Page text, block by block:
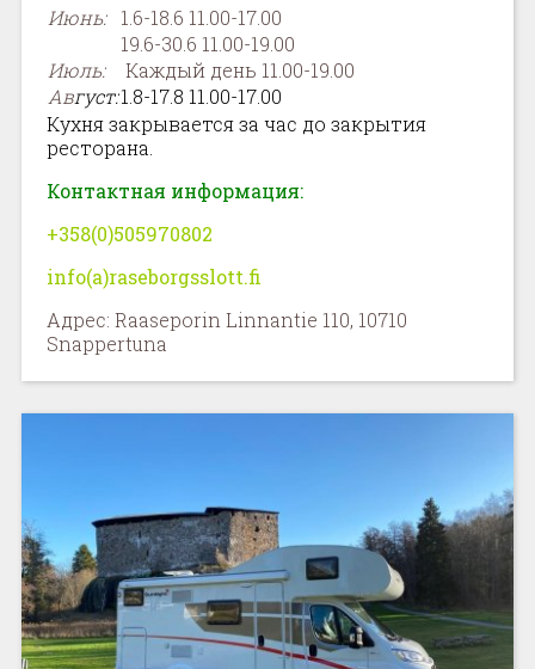
Июнь:
1.6-18.6 11.00-17.00
19.6-30.6 11.00-19.00
Июль:
Каждый день 11.00-19.00
Август:1.8-17.8 11.00-17.00
Кухня закрывается за час до закрытия
ресторана.
Контактная информация:
+358(0)505970802
info(a)raseborgsslott.fi
Адрес: Raaseporin Linnantie 110, 10710
Snappertuna